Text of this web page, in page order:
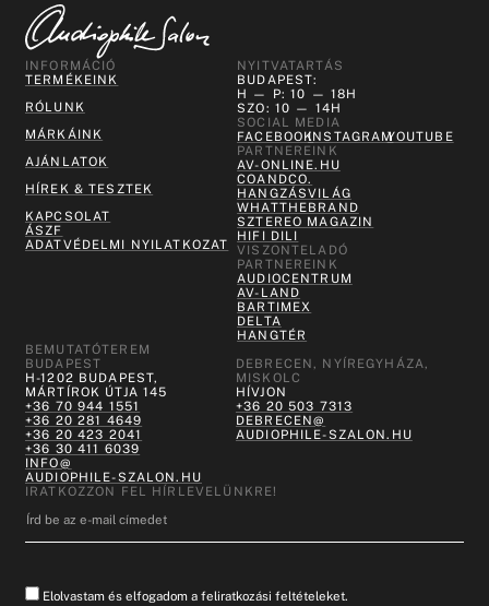
INFORMÁCIÓ
TERMÉKEINK
RÓLUNK
MÁRKÁINK
AJÁNLATOK
HÍREK & TESZTEK
KAPCSOLAT
ÁSZF
ADATVÉDELMI NYILATKOZAT
NYITVATARTÁS
BUDAPEST:
H — P: 10 — 18H
SZO: 10 — 14H
SOCIAL MEDIA
FACEBOOKINSTAGRAMYOUTUBE
PARTNEREINK
AV-ONLINE.HU
COANDCO.
HANGZÁSVILÁG
WHATTHEBRAND
SZTEREO MAGAZIN
HIFI DILI
VISZONTELADÓ
PARTNEREINK
AUDIOCENTRUM
AV-LAND
BARTIMEX
DELTA
HANGTÉR
BEMUTATÓTEREM
BUDAPEST
H-1202 BUDAPEST,
MÁRTÍROK ÚTJA 145
+36 70 944 1551
+36 20 281 4649
+36 20 423 2041
+36 30 411 6039
INFO@
AUDIOPHILE-SZALON.HU
DEBRECEN, NYÍREGYHÁZA,
MISKOLC
HÍVJON
+36 20 503 7313
DEBRECEN@
AUDIOPHILE-SZALON.HU
IRATKOZZON FEL HÍRLEVELÜNKRE!
Elolvastam és elfogadom a feliratkozási feltételeket.